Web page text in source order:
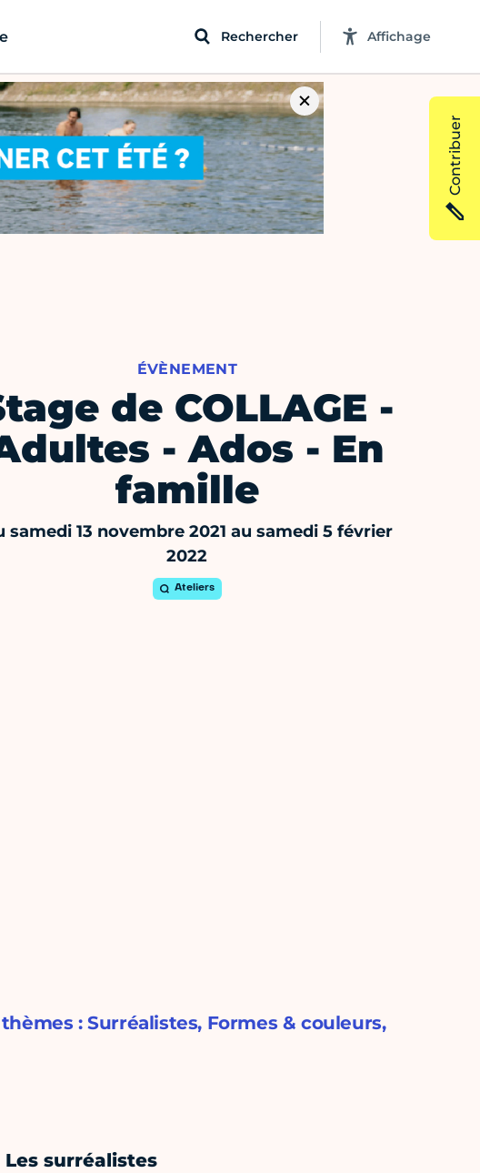
Rechercher Affichage
ÉVÈNEMENT
de COLLAGE -
- Ados - En
famille
samedi 13 novembre 2021 au samedi 5 février
2022
Ateliers
: Surréalistes, Formes & couleurs,
surréalistes
Contribuer